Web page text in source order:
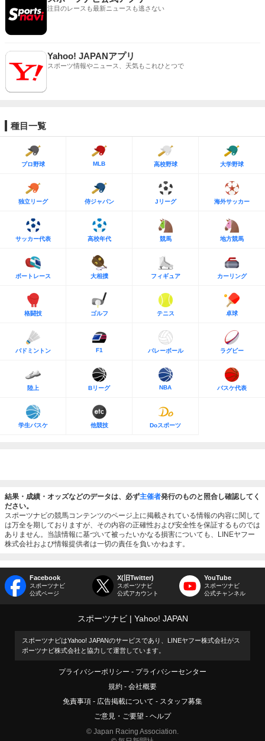
注目のレースも最新ニュースも逃さない
Yahoo! JAPANアプリ
スポーツ情報やニュース、天気もこれひとつで
種目一覧
プロ野球 MLB 高校野球 大学野球
独立リーグ 侍ジャパン Jリーグ 海外サッカー
サッカー代表 高校年代 競馬 地方競馬
ボートレース 大相撲 フィギュア カーリング
格闘技 ゴルフ テニス 卓球
バドミントン F1 バレーボール ラグビー
陸上 Bリーグ NBA バスケ代表
学生バスケ 他競技 Doスポーツ
結果・成績・オッズなどのデータは、必ず主催者発行のものと照合し確認してく
ださい。
スポーツナビの競馬コンテンツのページ上に掲載されている情報の内容に関して
は万全を期しておりますが、その内容の正確性および安全性を保証するものでは
ありません。当該情報に基づいて被ったいかなる損害についても、LINEヤフー
株式会社および情報提供者は一切の責任を負いかねます。
Facebook
スポーツナビ
公式ページ
X(旧Twitter)
スポーツナビ
公式アカウント
YouTube
スポーツナビ
公式チャンネル
スポーツナビ Yahoo! JAPAN
スポーツナビはYahoo! JAPANのサービスであり、LINEヤフー株式会社がス
ポーツナビ株式会社と協力して運営しています。
プライバシーポリシー
プライバシーセンター
規約
会社概要
免責事項
広告掲載について
スタッフ募集
ご意見・ご要望
ヘルプ
© Japan Racing Association.